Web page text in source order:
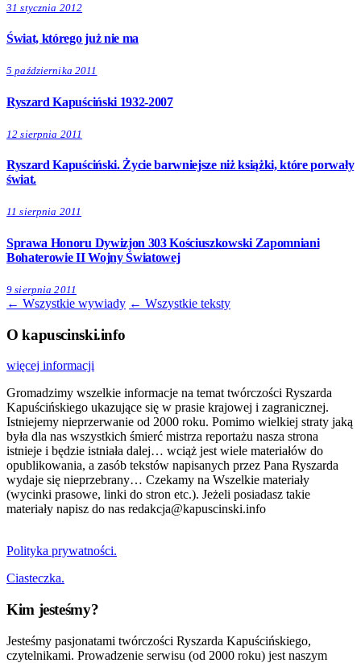
31 stycznia 2012
Świat, którego już nie ma
5 października 2011
Ryszard Kapuściński 1932-2007
12 sierpnia 2011
Ryszard Kapuściński. Życie barwniejsze niż książki, które porwały
świat.
11 sierpnia 2011
Sprawa Honoru Dywizjon 303 Kościuszkowski Zapomniani
Bohaterowie II Wojny Światowej
9 sierpnia 2011
← Wszystkie wywiady ← Wszystkie teksty
O kapuscinski.info
więcej informacji
Gromadzimy wszelkie informacje na temat twórczości Ryszarda
Kapuścińskiego ukazujące się w prasie krajowej i zagranicznej.
Istniejemy nieprzerwanie od 2000 roku. Pomimo wielkiej straty jaką
była dla nas wszystkich śmierć mistrza reportażu nasza strona
istnieje i będzie istniała dalej… wciąż jest wiele materiałów do
opublikowania, a zasób tekstów napisanych przez Pana Ryszarda
wydaje się nieprzebrany… Czekamy na Wszelkie materiały
(wycinki prasowe, linki do stron etc.). Jeżeli posiadasz takie
materiały napisz do nas redakcja@kapuscinski.info
Polityka prywatności.
Ciasteczka.
Kim jesteśmy?
Jesteśmy pasjonatami twórczości Ryszarda Kapuścińskiego,
czytelnikami. Prowadzenie serwisu (od 2000 roku) jest naszym